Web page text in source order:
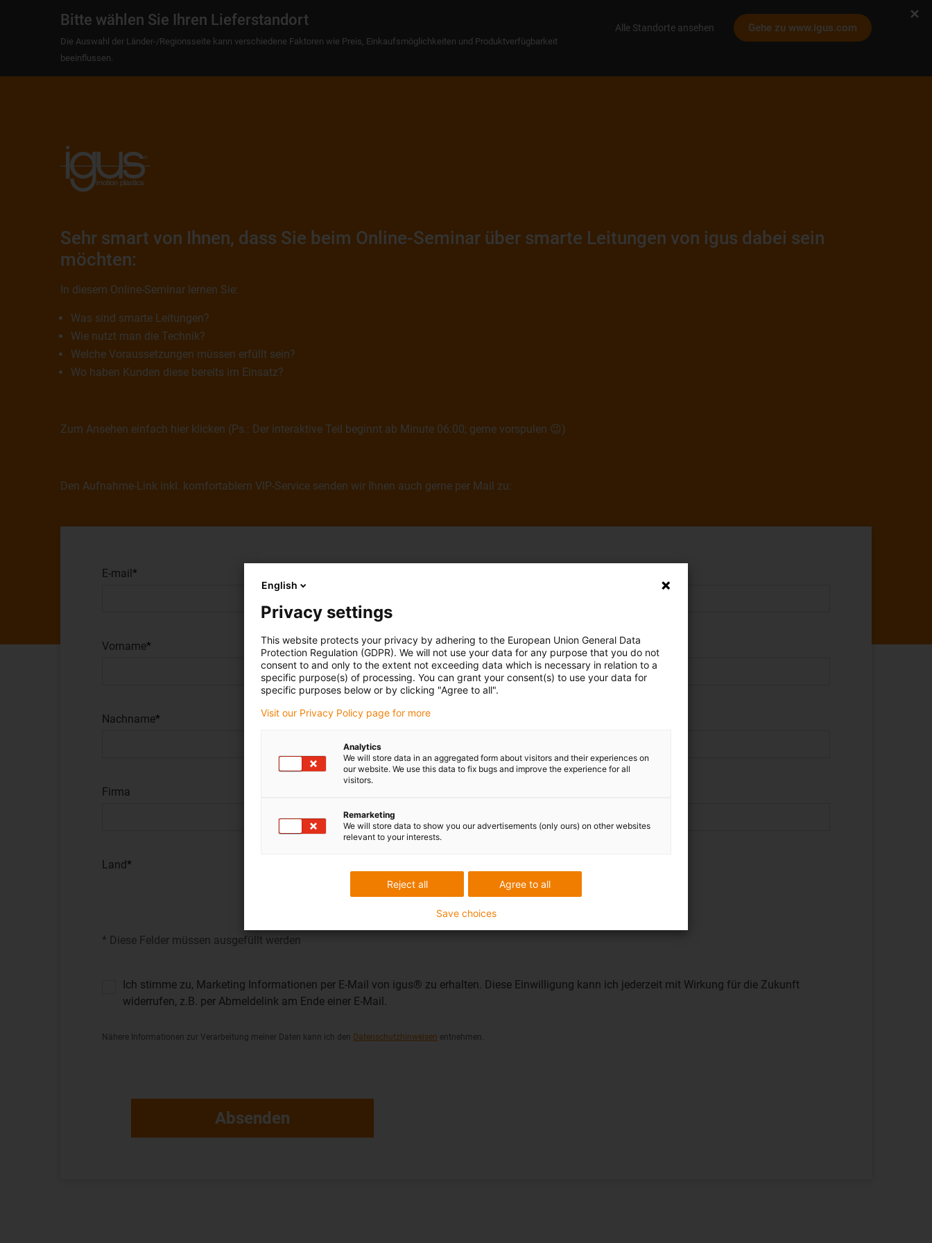
Bitte wählen Sie Ihren Lieferstandort
Die Auswahl der Länder-/Regionsseite kann verschiedene Faktoren wie Preis, Einkaufsmöglichkeiten und Produktverfügbarkeit
beeinflussen.
Alle Standorte ansehen Gehe zu www.igus.com
Sehr smart von Ihnen, dass Sie beim Online-Seminar über smarte Leitungen von igus dabei sein
möchten:
In diesem Online-Seminar lernen Sie:
Was sind smarte Leitungen?
Wie nutzt man die Technik?
Welche Voraussetzungen müssen erfüllt sein?
Wo haben Kunden diese bereits im Einsatz?
Zum Ansehen einfach hier klicken (Ps.: Der interaktive Teil beginnt ab Minute 06:00; gerne vorspulen 😉)
Den Aufnahme-Link inkl. komfortablem VIP-Service senden wir Ihnen auch gerne per Mail zu:
E-mail
Vorname
Nachname
Firma
Land
* Diese Felder müssen ausgefüllt werden
Ich stimme zu, Marketing Informationen per E-Mail von igus® zu erhalten. Diese Einwilligung kann ich jederzeit mit Wirkung für die Zukunft
widerrufen, z.B. per Abmeldelink am Ende einer E-Mail.
Nähere Informationen zur Verarbeitung meiner Daten kann ich den Datenschutzhinweisen entnehmen.
English
Privacy settings
This website protects your privacy by adhering to the European Union General Data
Protection Regulation (GDPR). We will not use your data for any purpose that you do not
consent to and only to the extent not exceeding data which is necessary in relation to a
specific purpose(s) of processing. You can grant your consent(s) to use your data for
specific purposes below or by clicking "Agree to all".
Visit our Privacy Policy page for more
Analytics
We will store data in an aggregated form about visitors and their experiences on
our website. We use this data to fix bugs and improve the experience for all
visitors.
Remarketing
We will store data to show you our advertisements (only ours) on other websites
relevant to your interests.
Agree to all
Reject all
Save choices